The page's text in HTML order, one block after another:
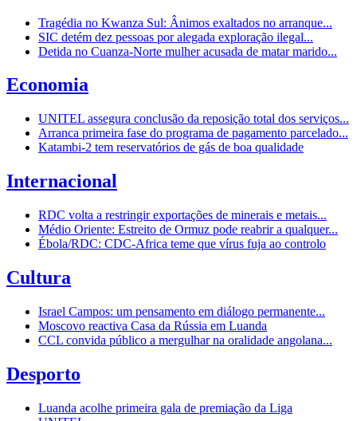
Tragédia no Kwanza Sul: Ânimos exaltados no arranque...
SIC detém dez pessoas por alegada exploração ilegal...
Detida no Cuanza-Norte mulher acusada de matar marido...
Economia
UNITEL assegura conclusão da reposição total dos serviços...
Arranca primeira fase do programa de pagamento parcelado...
Katambi-2 tem reservatórios de gás de boa qualidade
Internacional
RDC volta a restringir exportações de minerais e metais...
Médio Oriente: Estreito de Ormuz pode reabrir a qualquer...
Ébola/RDC: CDC-Africa teme que vírus fuja ao controlo
Cultura
Israel Campos: um pensamento em diálogo permanente...
Moscovo reactiva Casa da Rússia em Luanda
CCL convida público a mergulhar na oralidade angolana...
Desporto
Luanda acolhe primeira gala de premiação da Liga